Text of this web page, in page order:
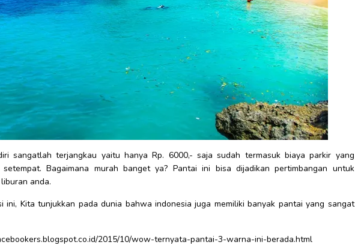
sangatlah terjangkau yaitu hanya Rp. 6000,- saja sudah termasuk biaya parkir yang
Bagaimana murah banget ya? Pantai ini bisa dijadikan pertimbangan untuk
anda.
ini, Kita tunjukkan pada dunia bahwa indonesia juga memiliki banyak pantai yang sangat
2015/10/wow-ternyata-pantai-3-warna-ini-berada.html